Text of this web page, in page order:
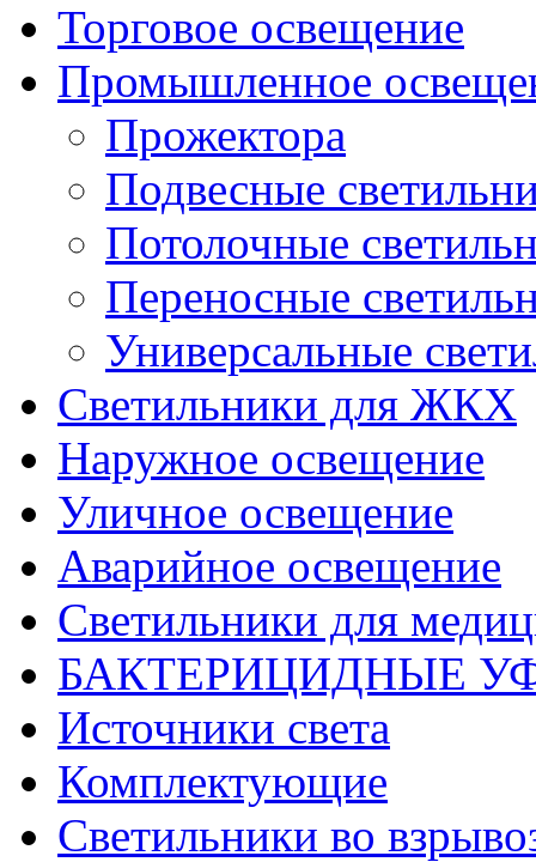
Торговое освещение
Промышленное
Прожектора
Подвесные
Потолочные
Переносные
Универсальные
Светильники для ЖКХ
Наружное освещение
Уличное освещение
Аварийное освещение
Светильники для
БАКТЕРИЦИДНЫЕ
Источники света
Комплектующие
Светильники во